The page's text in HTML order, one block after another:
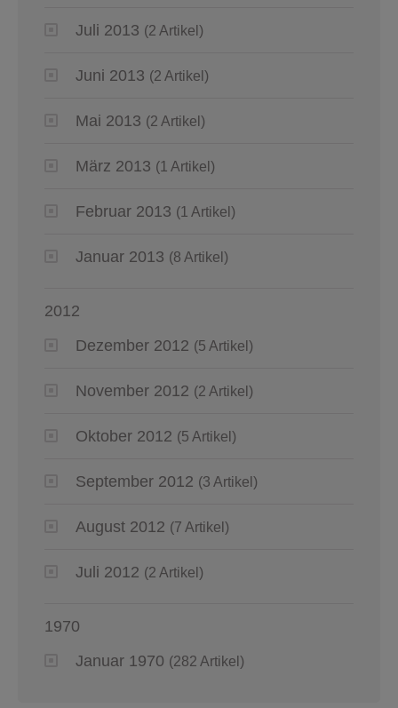
Juli 2013 (2 Artikel)
Juni 2013 (2 Artikel)
Mai 2013 (2 Artikel)
März 2013 (1 Artikel)
Februar 2013 (1 Artikel)
Januar 2013 (8 Artikel)
2012
Dezember 2012 (5 Artikel)
November 2012 (2 Artikel)
Oktober 2012 (5 Artikel)
September 2012 (3 Artikel)
August 2012 (7 Artikel)
Juli 2012 (2 Artikel)
1970
Januar 1970 (282 Artikel)